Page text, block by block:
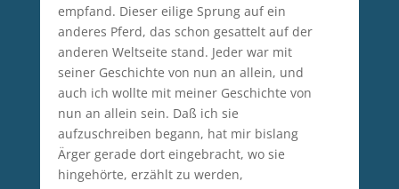
empfand. Dieser eilige Sprung auf ein
anderes Pferd, das schon gesattelt auf der
anderen Weltseite stand. Jeder war mit
seiner Geschichte von nun an allein, und
auch ich wollte mit meiner Geschichte von
nun an allein sein. Daß ich sie
aufzuschreiben begann, hat mir bislang
Ärger gerade dort eingebracht, wo sie
hingehörte, erzählt zu werden,